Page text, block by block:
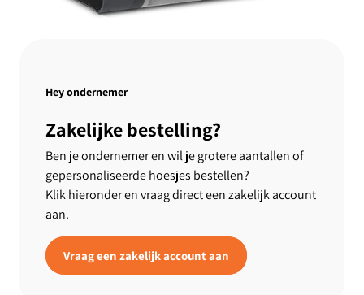
Hey ondernemer
Zakelijke bestelling?
Ben je ondernemer en wil je grotere aantallen of
gepersonaliseerde hoesjes bestellen?
Klik hieronder en vraag direct een zakelijk account
aan.
Vraag een zakelijk account aan